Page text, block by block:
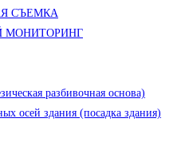
СЪЕМКА
МОНИТОРИНГ
разбивочная основа)
осей здания (посадка здания)